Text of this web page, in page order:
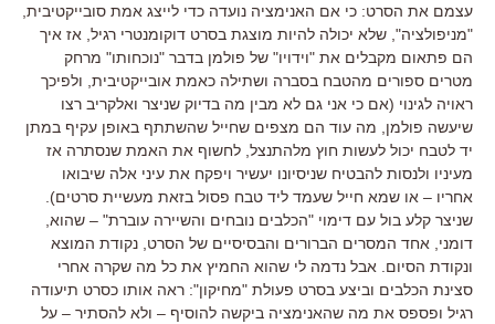
עצמם את הסרט: כי אם האנימציה נועדה כדי לייצג אמת סובייקטיבית,
"מניפולציה", שלא יכולה להיות מוצגת בסרט דוקומנטרי רגיל, אז איך
הם פתאום מקבלים את "וידויו" של פולמן בדבר "נוכחותו" מרחק
מטרים ספורים מהטבח בסברה ושתילה כאמת אובייקטיבית, ולפיכך
ראויה לגינוי (אם כי אני גם לא מבין מה בדיוק שניצר ואלקריב רצו
שיעשה פולמן, מה עוד הם מצפים שחייל שהשתתף באופן עקיף במתן
יד לטבח יכול לעשות חוץ מלהתנצל, לחשוף את האמת שנסתרה אז
מעיניו ולנסות להבטיח שניסיונו יעשיר ויפקח את עיני אלה שיבואו
אחריו – או שמא חייל שעמד ליד טבח פסול בזאת מעשיית סרטים).
שניצר קלע בול עם דימוי "הכלבים נובחים והשיירה עוברת" – שהוא,
דומני, אחד המסרים הברורים והבסיסיים של הסרט, נקודת המוצא
ונקודת הסיום. אבל נדמה לי שהוא החמיץ את כל מה שקרה אחרי
סצינת הכלבים וביצע בסרט פעולת "מחיקון": ראה אותו כסרט תיעודה
רגיל ופספס את מה שהאנימציה ביקשה להוסיף – ולא להסתיר – על